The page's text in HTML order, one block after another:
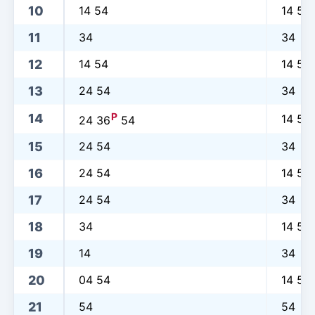
10 14 54 14 54
11 34 34
12 14 54 14 54
13 24 54 34
14 24 36P 54 14 54
15 24 54 34
16 24 54 14 54
17 24 54 34
18 34 14 54
19 14 34
20 04 54 14 54
21 54 54